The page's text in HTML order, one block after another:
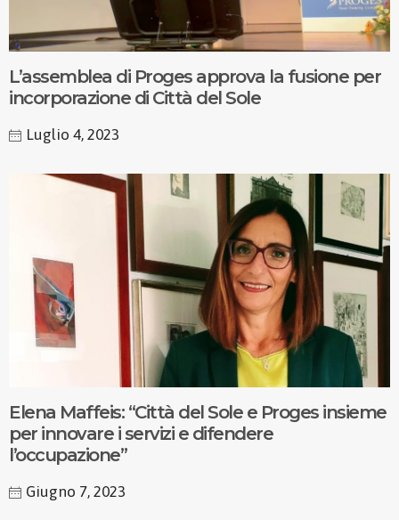
L’assemblea di Proges approva la fusione per
incorporazione di Città del Sole
Luglio 4, 2023
Elena Maffeis: “Città del Sole e Proges insieme
per innovare i servizi e difendere
l’occupazione”
Giugno 7, 2023